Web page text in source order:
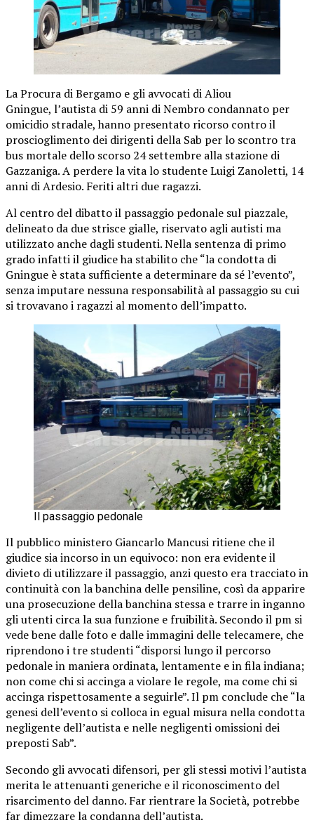
La Procura di Bergamo e gli avvocati di Aliou
Gningue, l’autista di 59 anni di Nembro condannato per
omicidio stradale, hanno presentato ricorso contro il
proscioglimento dei dirigenti della Sab per lo scontro tra
bus mortale dello scorso 24 settembre alla stazione di
Gazzaniga. A perdere la vita lo studente Luigi Zanoletti, 14
anni di Ardesio. Feriti altri due ragazzi.
Al centro del dibatto il passaggio pedonale sul piazzale,
delineato da due strisce gialle, riservato agli autisti ma
utilizzato anche dagli studenti. Nella sentenza di primo
grado infatti il giudice ha stabilito che “la condotta di
Gningue è stata sufficiente a determinare da sé l’evento”,
senza imputare nessuna responsabilità al passaggio su cui
si trovavano i ragazzi al momento dell’impatto.
Il passaggio pedonale
Il pubblico ministero Giancarlo Mancusi ritiene che il
giudice sia incorso in un equivoco: non era evidente il
divieto di utilizzare il passaggio, anzi questo era tracciato in
continuità con la banchina delle pensiline, così da apparire
una prosecuzione della banchina stessa e trarre in inganno
gli utenti circa la sua funzione e fruibilità. Secondo il pm si
vede bene dalle foto e dalle immagini delle telecamere, che
riprendono i tre studenti “disporsi lungo il percorso
pedonale in maniera ordinata, lentamente e in fila indiana;
non come chi si accinga a violare le regole, ma come chi si
accinga rispettosamente a seguirle”. Il pm conclude che “la
genesi dell’evento si colloca in egual misura nella condotta
negligente dell’autista e nelle negligenti omissioni dei
preposti Sab”.
Secondo gli avvocati difensori, per gli stessi motivi l’autista
merita le attenuanti generiche e il riconoscimento del
risarcimento del danno. Far rientrare la Società, potrebbe
far dimezzare la condanna dell’autista.